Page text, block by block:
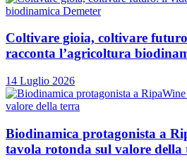
Coltivare gioia, coltivare
racconta l’agricoltura
14 Luglio 2026
Biodinamica protagonista a
tavola rotonda sul valore della